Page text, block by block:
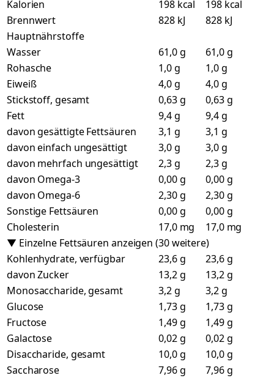
Kalorien 198 kcal
198 kcal
Brennwert
828 kJ
828 kJ
Hauptnährstoffe
Wasser
61,0 g
61,0 g
Rohasche
1,0 g
1,0 g
Eiweiß
4,0 g
4,0 g
Stickstoff, gesamt
0,63 g
0,63 g
Fett
9,4 g
9,4 g
davon gesättigte Fettsäuren
3,1 g
3,1 g
davon einfach ungesättigt
3,0 g
3,0 g
davon mehrfach ungesättigt
2,3 g
2,3 g
davon Omega-3
0,00 g
0,00 g
davon Omega-6
2,30 g
2,30 g
Sonstige Fettsäuren
0,00 g
0,00 g
Cholesterin
17,0 mg
17,0 mg
▼ Einzelne Fettsäuren anzeigen (30 weitere)
Kohlenhydrate, verfügbar
23,6 g
23,6 g
davon Zucker
13,2 g
13,2 g
Monosaccharide, gesamt
3,2 g
3,2 g
Glucose
1,73 g
1,73 g
Fructose
1,49 g
1,49 g
Galactose
0,02 g
0,02 g
Disaccharide, gesamt
10,0 g
10,0 g
Saccharose
7,96 g
7,96 g